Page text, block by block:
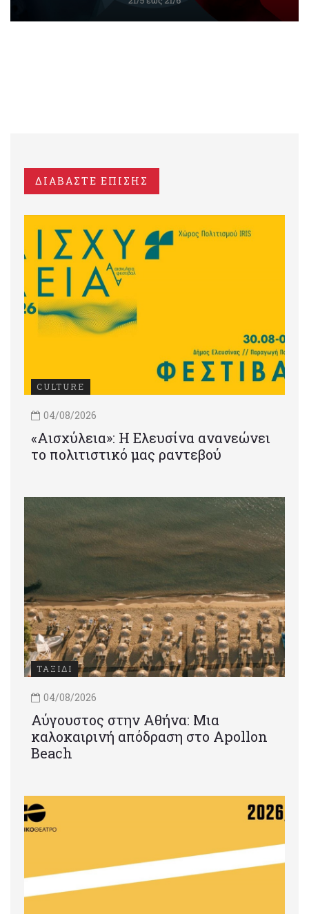
ΔΙΑΒΑΣΤΕ ΕΠΙΣΗΣ
CULTURE
04/08/2026
«Αισχύλεια»: Η Ελευσίνα ανανεώνει
το πολιτιστικό μας ραντεβού
ΤΑΞΙΔΙ
04/08/2026
Αύγουστος στην Αθήνα: Μια
καλοκαιρινή απόδραση στο Apollon
Beach